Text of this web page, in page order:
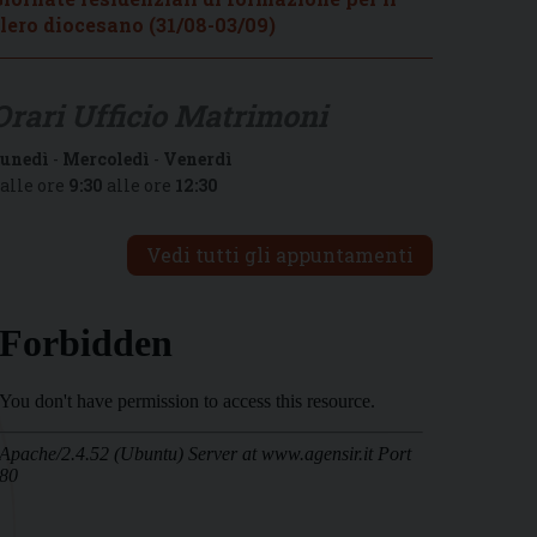
diocesano (31/08-03/09)
- Mercoledì - Venerdì
ore 9:30 alle ore 12:30
Vedi tutti gli appuntamenti